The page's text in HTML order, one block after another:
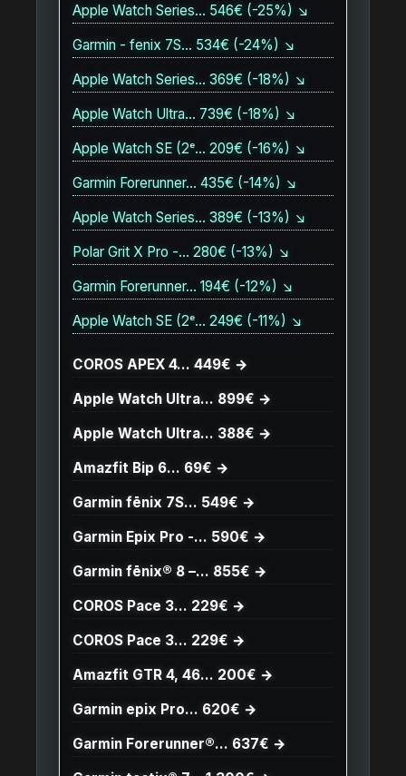
Apple Watch Series… 546€ (-25%) ↘
Garmin - fenix 7S… 534€ (-24%) ↘
Apple Watch Series… 369€ (-18%) ↘
Apple Watch Ultra… 739€ (-18%) ↘
Apple Watch SE (2ᵉ… 209€ (-16%) ↘
Garmin Forerunner… 435€ (-14%) ↘
Apple Watch Series… 389€ (-13%) ↘
Polar Grit X Pro -… 280€ (-13%) ↘
Garmin Forerunner… 194€ (-12%) ↘
Apple Watch SE (2ᵉ… 249€ (-11%) ↘
COROS APEX 4… 449€ →
Apple Watch Ultra… 899€ →
Apple Watch Ultra… 388€ →
Amazfit Bip 6… 69€ →
Garmin fēnix 7S… 549€ →
Garmin Epix Pro -… 590€ →
Garmin fēnix® 8 –… 855€ →
COROS Pace 3… 229€ →
COROS Pace 3… 229€ →
Amazfit GTR 4, 46… 200€ →
Garmin epix Pro… 620€ →
Garmin Forerunner®… 637€ →